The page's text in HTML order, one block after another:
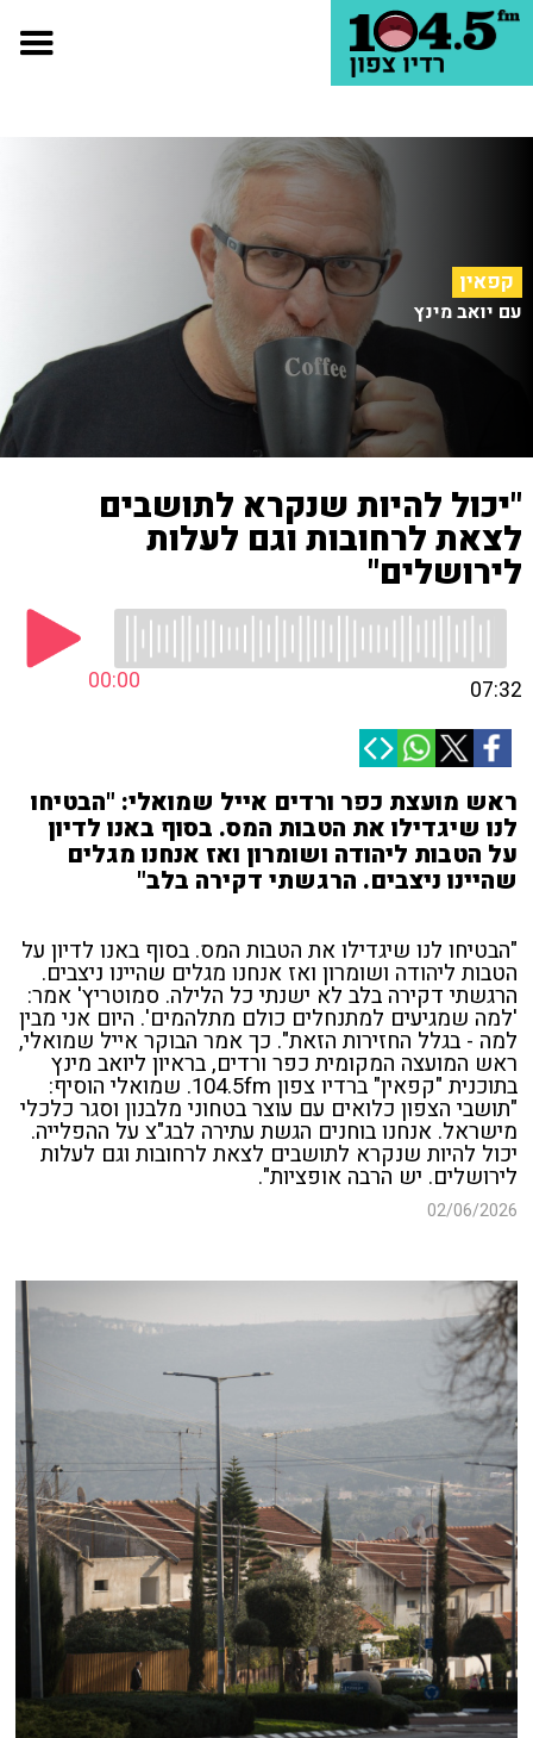
קפאין
עם יואב מינץ
"יכול להיות שנקרא לתושבים
לצאת לרחובות וגם לעלות
לירושלים"
00:00 07:32
ראש מועצת כפר ורדים אייל שמואלי: "הבטיחו
לנו שיגדילו את הטבות המס. בסוף באנו לדיון
על הטבות ליהודה ושומרון ואז אנחנו מגלים
שהיינו ניצבים. הרגשתי דקירה בלב"
"הבטיחו לנו שיגדילו את הטבות המס. בסוף באנו לדיון על
הטבות ליהודה ושומרון ואז אנחנו מגלים שהיינו ניצבים.
הרגשתי דקירה בלב לא ישנתי כל הלילה. סמוטריץ' אמר:
'למה שמגיעים למתנחלים כולם מתלהמים'. היום אני מבין
למה - בגלל החזירות הזאת". כך אמר הבוקר אייל שמואלי,
ראש המועצה המקומית כפר ורדים, בראיון ליואב מינץ
בתוכנית "קפאין" ברדיו צפון 104.5fm. שמואלי הוסיף:
"תושבי הצפון כלואים עם עוצר בטחוני מלבנון וסגר כלכלי
מישראל. אנחנו בוחנים הגשת עתירה לבג"צ על ההפלייה.
יכול להיות שנקרא לתושבים לצאת לרחובות וגם לעלות
לירושלים. יש הרבה אופציות".
02/06/2026